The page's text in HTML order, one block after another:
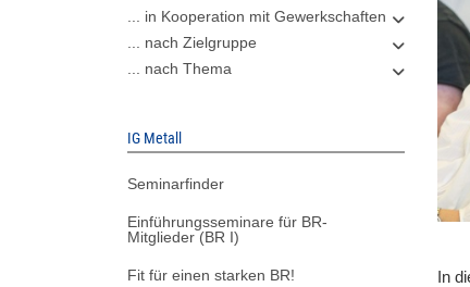
... in Kooperation mit Gewerkschaften
... nach Zielgruppe
... nach Thema
IG Metall
Seminarfinder
Einführungsseminare für BR-
Mitglieder (BR I)
Fit für einen starken BR!
In